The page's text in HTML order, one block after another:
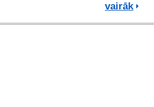
vairāk